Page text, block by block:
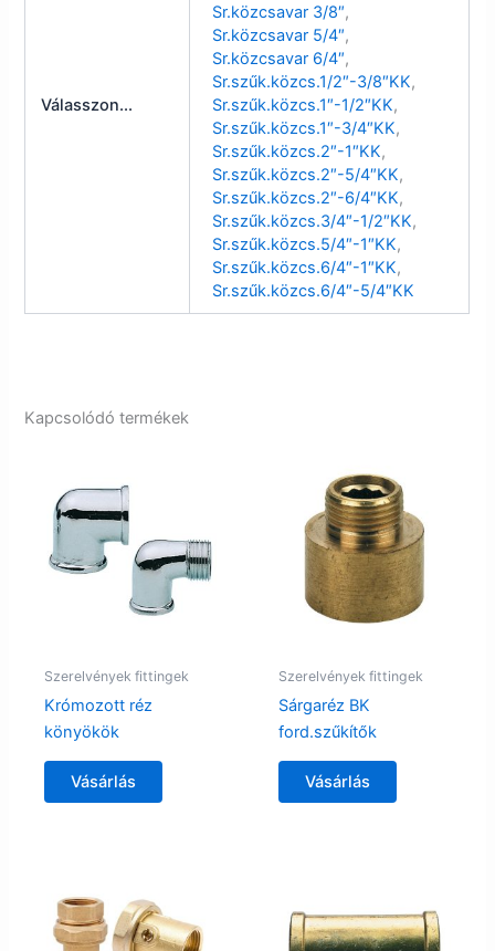
Válasszon...
Sr.közcsavar 3/8″,
Sr.közcsavar 5/4″,
Sr.közcsavar 6/4″,
Sr.szűk.közcs.1/2″-3/8″KK,
Sr.szűk.közcs.1″-1/2″KK,
Sr.szűk.közcs.1″-3/4″KK,
Sr.szűk.közcs.2″-1″KK,
Sr.szűk.közcs.2″-5/4″KK,
Sr.szűk.közcs.2″-6/4″KK,
Sr.szűk.közcs.3/4″-1/2″KK,
Sr.szűk.közcs.5/4″-1″KK,
Sr.szűk.közcs.6/4″-1″KK,
Sr.szűk.közcs.6/4″-5/4″KK
Kapcsolódó termékek
Szerelvények fittingek
Krómozott réz
könyökök
Vásárlás
Szerelvények fittingek
Sárgaréz BK
ford.szűkítők
Vásárlás